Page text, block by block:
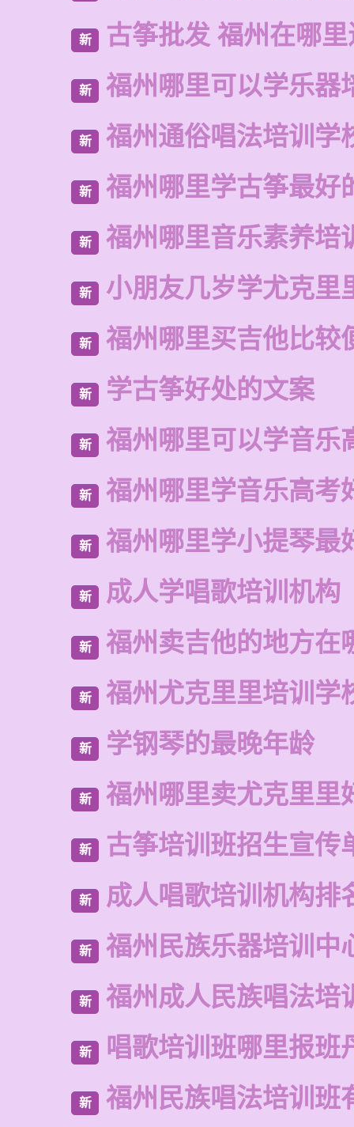
新 古筝批发 福州在哪
新 福州哪里可以学乐器
新 福州通俗唱法培训学
新 福州哪里学古筝最好
新 福州哪里音乐素养培
新 小朋友几岁学尤克里
新 福州哪里买吉他比较
新 学古筝好处的文案
新 福州哪里可以学音乐
新 福州哪里学音乐高考
新 福州哪里学小提琴最
新 成人学唱歌培训机构
新 福州卖吉他的地方在
新 福州尤克里里培训学
新 学钢琴的最晚年龄
新 福州哪里卖尤克里里
新 古筝培训班招生宣传
新 成人唱歌培训机构排
新 福州民族乐器培训中
新 福州成人民族唱法培
新 唱歌培训班哪里报班
新 福州民族唱法培训班